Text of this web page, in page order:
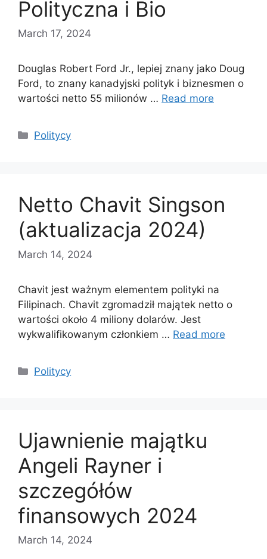
Polityczna i Bio
March 17, 2024
Douglas Robert Ford Jr., lepiej znany jako Doug
Ford, to znany kanadyjski polityk i biznesmen o
wartości netto 55 milionów … Read more
Categories
Politycy
Netto Chavit Singson
(aktualizacja 2024)
March 14, 2024
Chavit jest ważnym elementem polityki na
Filipinach. Chavit zgromadził majątek netto o
wartości około 4 miliony dolarów. Jest
wykwalifikowanym członkiem … Read more
Categories
Politycy
Ujawnienie majątku
Angeli Rayner i
szczegółów
finansowych 2024
March 14, 2024